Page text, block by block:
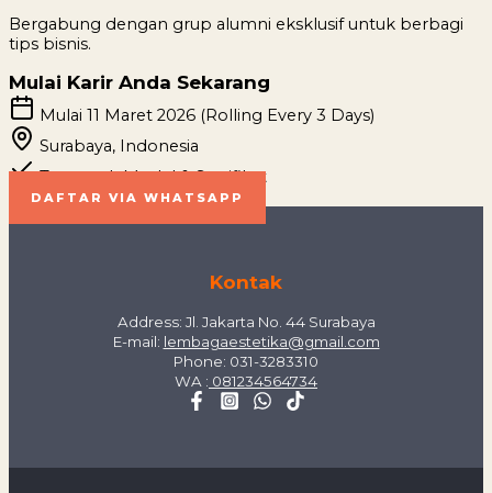
Bergabung dengan grup alumni eksklusif untuk berbagi
tips bisnis.
Mulai Karir Anda Sekarang
Mulai 11 Maret 2026 (Rolling Every 3 Days)
Surabaya, Indonesia
Termasuk Model & Sertifikat
DAFTAR VIA WHATSAPP
Kontak
Address: Jl. Jakarta No. 44 Surabaya
E-mail: lembagaestetika@gmail.com
Phone: 031-3283310
WA : 081234564734